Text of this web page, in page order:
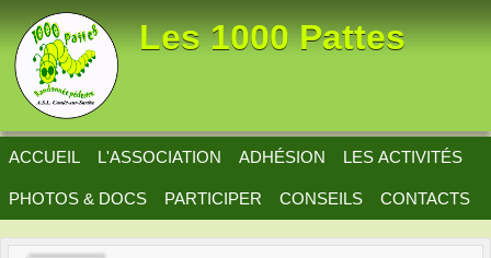
Les 1000 Pattes
ACCUEIL L'ASSOCIATION ADHÉSION LES ACTIVITÉS
PHOTOS & DOCS PARTICIPER CONSEILS CONTACTS
Panneau de gestion des cookies